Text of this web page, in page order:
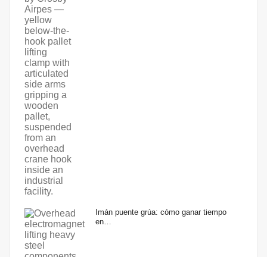
Imán puente grúa: cómo ganar tiempo
en…